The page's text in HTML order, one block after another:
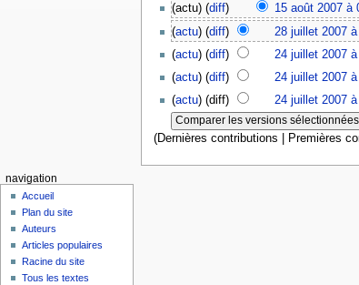
(actu) (diff) 15 août 2007 à
(actu) (diff) 28 juillet 2007 à
(actu) (diff) 24 juillet 2007
(actu) (diff) 24 juillet 2007
(actu) (diff) 24 juillet 2007
(Dernières contributions | Premières
navigation
Accueil
Plan du site
Auteurs
Articles populaires
Racine du site
Tous les textes